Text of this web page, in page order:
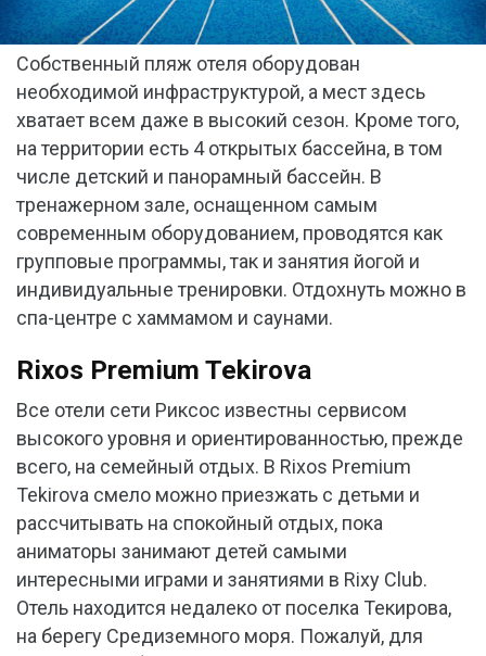
Собственный пляж отеля оборудован
необходимой инфраструктурой, а мест здесь
хватает всем даже в высокий сезон. Кроме того,
на территории есть 4 открытых бассейна, в том
числе детский и панорамный бассейн. В
тренажерном зале, оснащенном самым
современным оборудованием, проводятся как
групповые программы, так и занятия йогой и
индивидуальные тренировки. Отдохнуть можно в
спа-центре с хаммамом и саунами.
Rixos Premium Tekirova
Все отели сети Риксос известны сервисом
высокого уровня и ориентированностью, прежде
всего, на семейный отдых. В Rixos Premium
Tekirova смело можно приезжать с детьми и
рассчитывать на спокойный отдых, пока
аниматоры занимают детей самыми
интересными играми и занятиями в Rixy Club.
Отель находится недалеко от поселка Текирова,
на берегу Средиземного моря. Пожалуй, для